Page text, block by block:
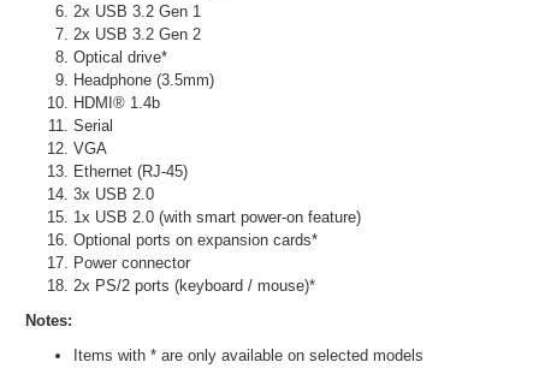
2x USB 3.2 Gen 1
2x USB 3.2 Gen 2
Optical drive*
Headphone (3.5mm)
HDMI® 1.4b
Serial
VGA
Ethernet (RJ-45)
3x USB 2.0
1x USB 2.0 (with smart power-on feature)
Optional ports on expansion cards*
Power connector
2x PS/2 ports (keyboard / mouse)*
Notes:
Items with * are only available on selected models